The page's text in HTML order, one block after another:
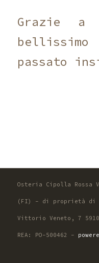
Grazie
passato
Osteria Cipolla
(FI) - di proprietà di
Vittorio Veneto, 7 59100
REA: PO-500462 -